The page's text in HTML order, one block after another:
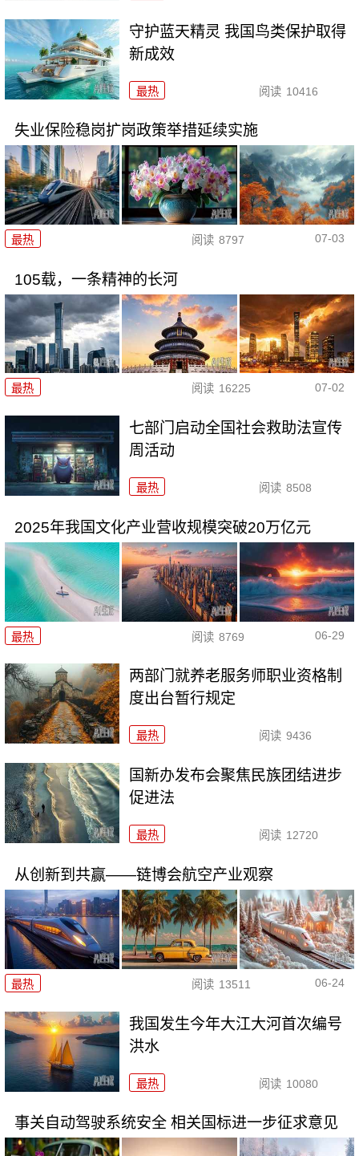
守护蓝天精灵 我国鸟类保护取得
新成效
最热 阅读 10416
失业保险稳岗扩岗政策举措延续实施
最热 阅读 8797 07-03
105载，一条精神的长河
最热 阅读 16225 07-02
七部门启动全国社会救助法宣传
周活动
最热 阅读 8508
2025年我国文化产业营收规模突破20万亿元
最热 阅读 8769 06-29
两部门就养老服务师职业资格制
度出台暂行规定
最热 阅读 9436
国新办发布会聚焦民族团结进步
促进法
最热 阅读 12720
从创新到共赢——链博会航空产业观察
最热 阅读 13511 06-24
我国发生今年大江大河首次编号
洪水
最热 阅读 10080
事关自动驾驶系统安全 相关国标进一步征求意见